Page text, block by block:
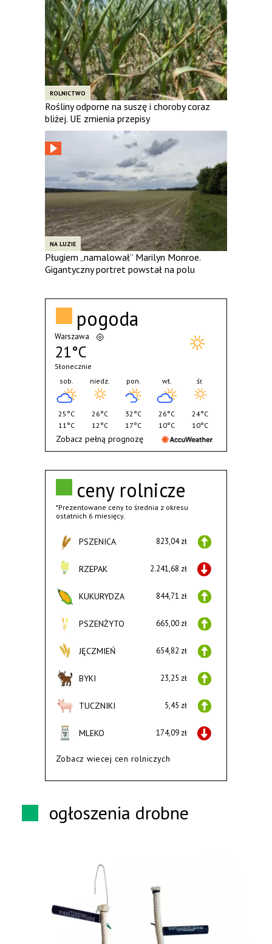
ROLNICTWO
Rośliny odporne na suszę i choroby coraz
bliżej. UE zmienia przepisy
NA LUZIE
Pługiem „namalował” Marilyn Monroe.
Gigantyczny portret powstał na polu
ceny rolnicze
*Prezentowane ceny to średnia z okresu
ostatnich 6 miesięcy.
PSZENICA 823,04 zł
RZEPAK 2.241,68 zł
KUKURYDZA 844,71 zł
PSZENŻYTO 665,00 zł
JĘCZMIEŃ 654,82 zł
BYKI 23,25 zł
TUCZNIKI 5,45 zł
MLEKO 174,09 zł
Zobacz wiecej cen rolniczych
pogoda
Warszawa
21°C
Słonecznie
sob.
25°C
11°C
niedz.
26°C
12°C
pon.
32°C
17°C
wt.
26°C
10°C
śr.
24°C
10°C
Zobacz pełną prognozę
ogłoszenia drobne